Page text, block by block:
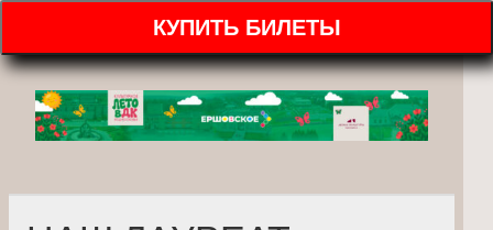
КУПИТЬ БИЛЕТЫ